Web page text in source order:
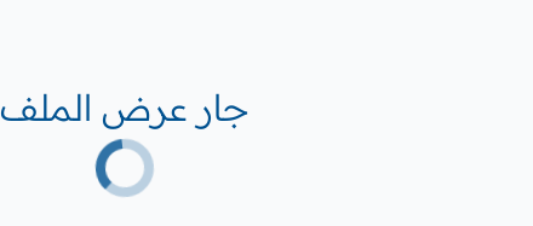
جار عرض الملف